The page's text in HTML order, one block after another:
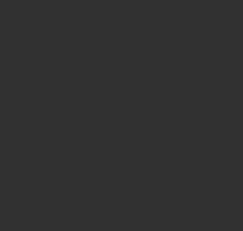
Gute